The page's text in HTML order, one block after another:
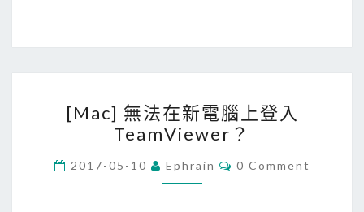
s
h
a
r
k
M
a
c
]
[Mac] 無法在新電腦上登入
TeamViewer？
2017-05-10 Ephrain
C
0 Comment